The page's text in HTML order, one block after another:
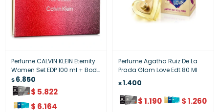
Perfume CALVIN KLEIN Eternity
Women Set EDP 100 ml + Body
Lotion 100 ml + Travel Spray
10 ml
$6.850
$ 5.822
$ 6.164
Perfume Agatha Ruiz De La
Prada Glam Love Edt 80 Ml
$1.400
$1.190 $1.260